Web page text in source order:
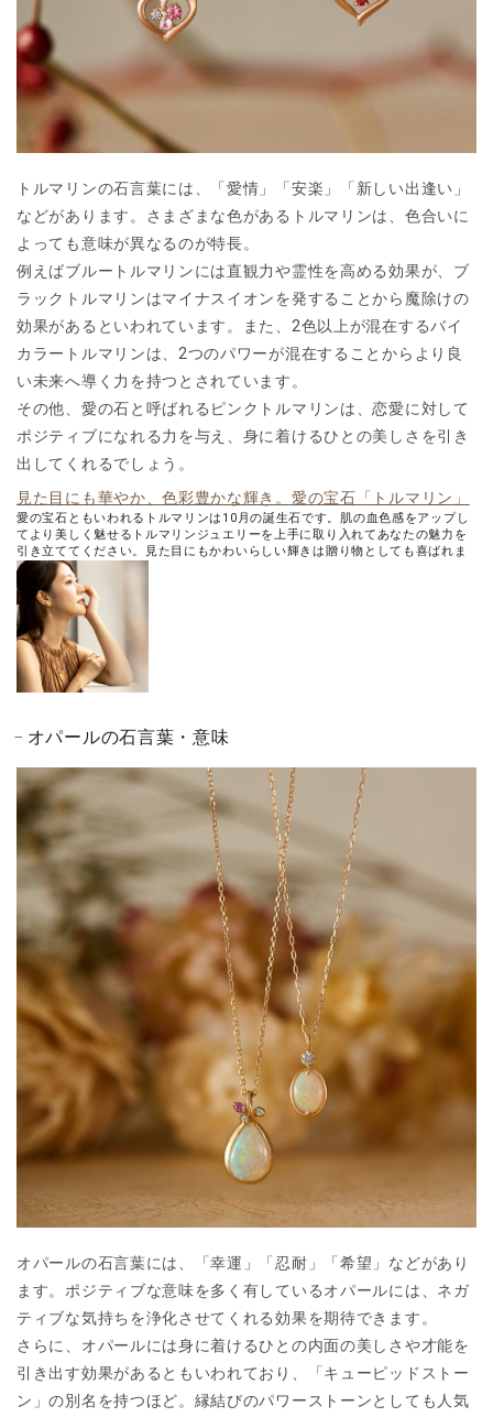
トルマリンの石言葉には、「愛情」「安楽」「新しい出逢い」
などがあります。さまざまな色があるトルマリンは、色合いに
よっても意味が異なるのが特長。
例えばブルートルマリンには直観力や霊性を高める効果が、ブ
ラックトルマリンはマイナスイオンを発することから魔除けの
効果があるといわれています。また、2色以上が混在するバイ
カラートルマリンは、2つのパワーが混在することからより良
い未来へ導く力を持つとされています。
その他、愛の石と呼ばれるピンクトルマリンは、恋愛に対して
ポジティブになれる力を与え、身に着けるひとの美しさを引き
出してくれるでしょう。
見た目にも華やか、色彩豊かな輝き。愛の宝石「トルマリン」
愛の宝石ともいわれるトルマリンは10月の誕生石です。肌の血色感をアップし
てより美しく魅せるトルマリンジュエリーを上手に取り入れてあなたの魅力を
引き立ててください。見た目にもかわいらしい輝きは贈り物としても喜ばれま
すよ。
オパールの石言葉・意味
オパールの石言葉には、「幸運」「忍耐」「希望」などがあり
ます。ポジティブな意味を多く有しているオパールには、ネガ
ティブな気持ちを浄化させてくれる効果を期待できます。
さらに、オパールには身に着けるひとの内面の美しさや才能を
引き出す効果があるともいわれており、「キューピッドストー
ン」の別名を持つほど。縁結びのパワーストーンとしても人気